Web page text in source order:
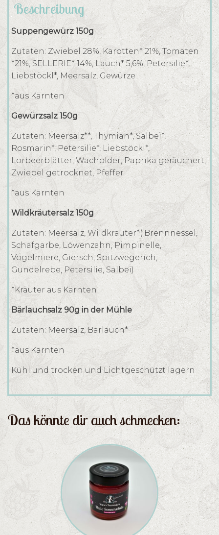
Beschreibung
Suppengewürz 150g
Zutaten: Zwiebel 28%, Karotten* 21%, Tomaten
*21%, SELLERIE* 14%, Lauch* 5,6%, Petersilie*,
Liebstöckl*, Meersalz, Gewürze
*aus Kärnten
Gewürzsalz 150g
Zutaten: Meersalz**, Thymian*, Salbei*,
Rosmarin*, Petersilie*, Liebstöckl*,
Lorbeerblätter, Wacholder, Paprika geräuchert,
Zwiebel getrocknet, Pfeffer
*aus Kärnten
Wildkräutersalz 150g
Zutaten: Meersalz, Wildkräuter*( Brennnessel,
Schafgarbe, Löwenzahn, Pimpinelle,
Vogelmiere, Giersch, Spitzwegerich,
Gundelrebe, Petersilie, Salbei)
*Kräuter aus Kärnten
Bärlauchsalz 90g in der Mühle
Zutaten: Meersalz, Bärlauch*
*aus Kärnten
Kühl und trocken und Lichtgeschützt lagern
Das könnte dir auch schmecken: